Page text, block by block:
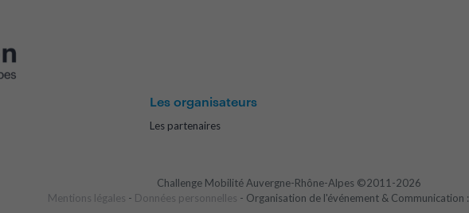
Les organisateurs
Les partenaires
Challenge Mobilité Auvergne-Rhône-Alpes ©2011-2026
Mentions légales - Données personnelles - Organisation de l'événement & Communication :